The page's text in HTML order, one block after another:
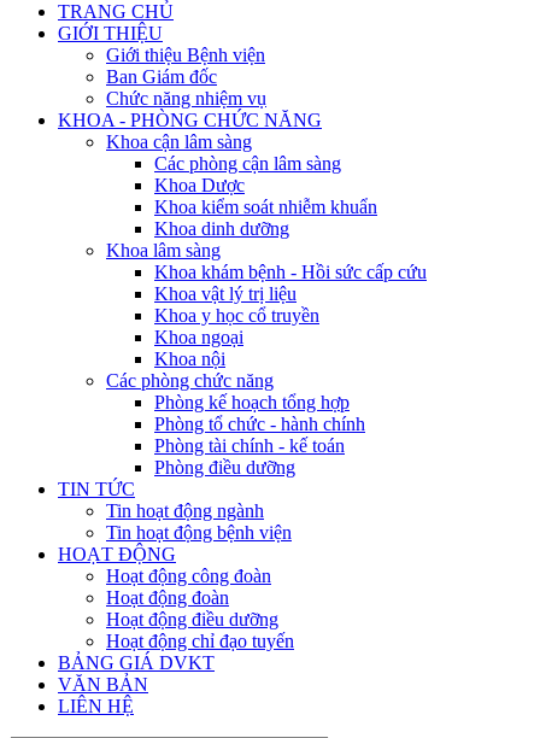
TRANG CHỦ
GIỚI THIỆU
Giới thiệu Bệnh viện
Ban Giám đốc
Chức năng nhiệm vụ
KHOA - PHÒNG CHỨC NĂNG
Khoa cận lâm sàng
Các phòng cận lâm sàng
Khoa Dược
Khoa kiểm soát nhiễm khuẩn
Khoa dinh dưỡng
Khoa lâm sàng
Khoa khám bệnh - Hồi sức cấp cứu
Khoa vật lý trị liệu
Khoa y học cổ truyền
Khoa ngoại
Khoa nội
Các phòng chức năng
Phòng kế hoạch tổng hợp
Phòng tổ chức - hành chính
Phòng tài chính - kế toán
Phòng điều dưỡng
TIN TỨC
Tin hoạt động ngành
Tin hoạt động bệnh viện
HOẠT ĐỘNG
Hoạt động công đoàn
Hoạt động đoàn
Hoạt động điều dưỡng
Hoạt động chỉ đạo tuyến
BẢNG GIÁ DVKT
VĂN BẢN
LIÊN HỆ